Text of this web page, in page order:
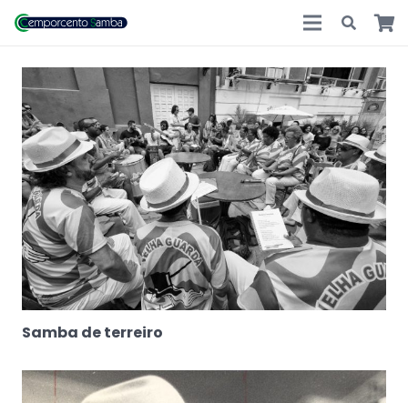
Samba de terreiro